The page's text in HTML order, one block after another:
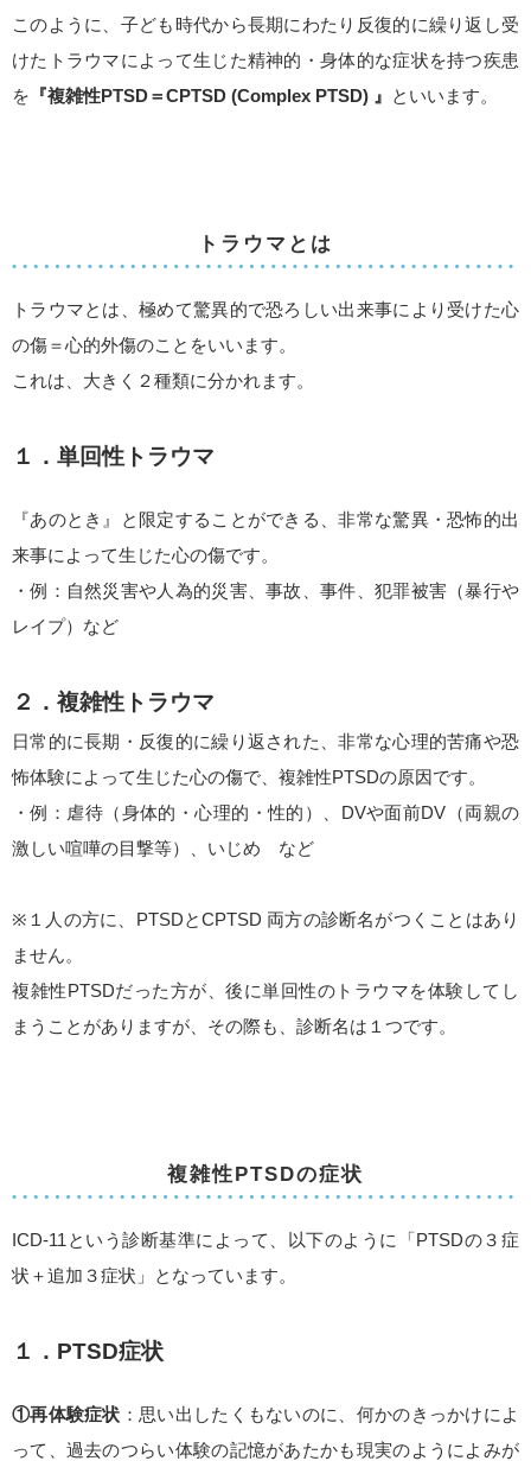
このように、子ども時代から長期にわたり反復的に繰り返し受
けたトラウマによって生じた精神的・身体的な症状を持つ疾患
を 『複雑性PTSD＝CPTSD (Complex PTSD) 』 といいます。
トラウマとは
トラウマとは、極めて驚異的で恐ろしい出来事により受けた心
の傷＝心的外傷のことをいいます。
これは、大きく２種類に分かれます。
１．単回性トラウマ
『あのとき』と限定することができる、非常な驚異・恐怖的出
来事によって生じた心の傷です。
・例：自然災害や人為的災害、事故、事件、犯罪被害（暴行や
レイプ）など
２．複雑性トラウマ
日常的に長期・反復的に繰り返された、非常な心理的苦痛や恐
怖体験によって生じた心の傷で、複雑性PTSDの原因です。
・例：虐待（身体的・心理的・性的）、DVや面前DV（両親の
激しい喧嘩の目撃等）、いじめ など
※１人の方に、PTSDとCPTSD 両方の診断名がつくことはあり
ません。
複雑性PTSDだった方が、後に単回性のトラウマを体験してし
まうことがありますが、その際も、診断名は１つです。
複雑性PTSDの症状
ICD-11という診断基準によって、以下のように「PTSDの３症
状＋追加３症状」となっています。
１．PTSD症状
①再体験症状 ：思い出したくもないのに、何かのきっかけによ
って、過去のつらい体験の記憶があたかも現実のようによみが